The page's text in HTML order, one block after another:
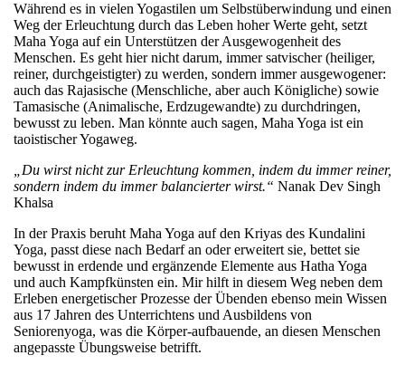
Während es in vielen Yogastilen um Selbstüberwindung und einen
Weg der Erleuchtung durch das Leben hoher Werte geht, setzt
Maha Yoga auf ein Unterstützen der Ausgewogenheit des
Menschen. Es geht hier nicht darum, immer satvischer (heiliger,
reiner, durchgeistigter) zu werden, sondern immer ausgewogener:
auch das Rajasische (Menschliche, aber auch Königliche) sowie
Tamasische (Animalische, Erdzugewandte) zu durchdringen,
bewusst zu leben. Man könnte auch sagen, Maha Yoga ist ein
taoistischer Yogaweg.
„Du wirst nicht zur Erleuchtung kommen, indem du immer reiner,
sondern indem du immer balancierter wirst.“ Nanak Dev Singh
Khalsa
In der Praxis beruht Maha Yoga auf den Kriyas des Kundalini
Yoga, passt diese nach Bedarf an oder erweitert sie, bettet sie
bewusst in erdende und ergänzende Elemente aus Hatha Yoga
und auch Kampfkünsten ein. Mir hilft in diesem Weg neben dem
Erleben energetischer Prozesse der Übenden ebenso mein Wissen
aus 17 Jahren des Unterrichtens und Ausbildens von
Seniorenyoga, was die Körper-aufbauende, an diesen Menschen
angepasste Übungsweise betrifft.